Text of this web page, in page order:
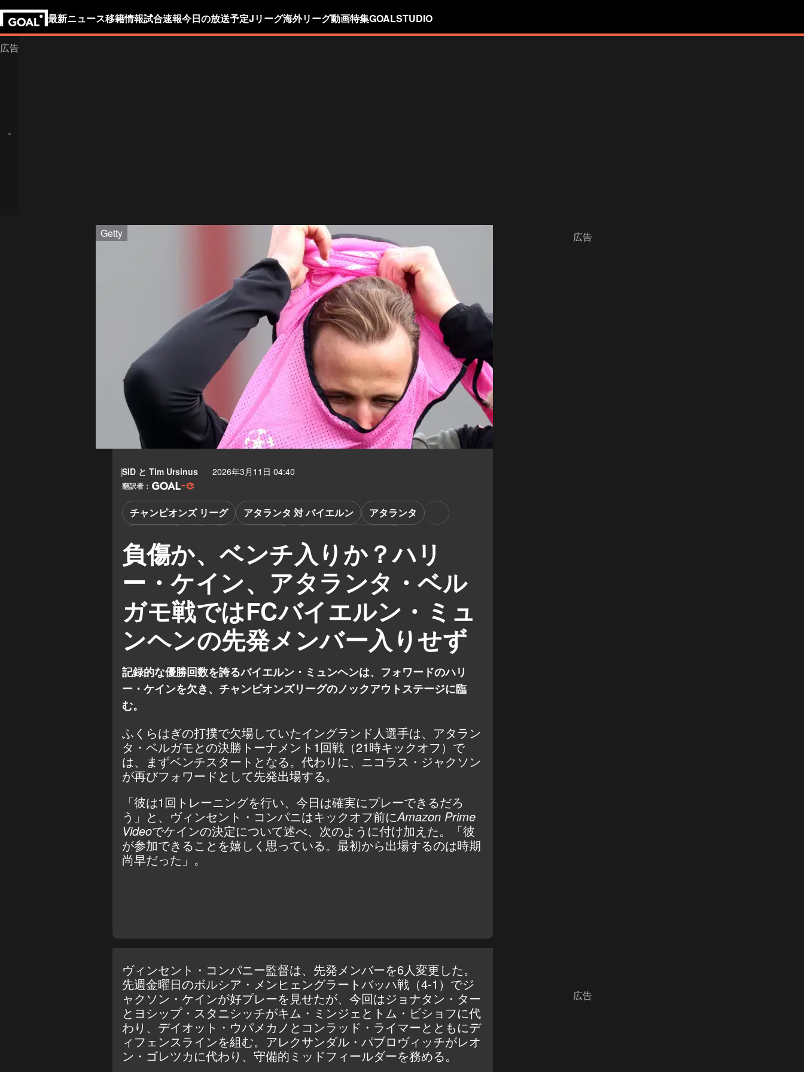
最新ニュース移籍情報試合速報今日の放送予定Jリーグ海外リーグ動画特集GOALSTUDIO
Getty
SID と Tim Ursinus 2026年3月11日 04:40
翻訳者：
負傷か、ベンチ入りか？ハリ
ー・ケイン、アタランタ・ベル
ガモ戦ではFCバイエルン・ミュ
ンヘンの先発メンバー入りせず
チャンピオンズ リーグ アタランタ 対 バイエルン
アタランタ
記録的な優勝回数を誇るバイエルン・ミュンヘンは、フォワードのハリ
ー・ケインを欠き、チャンピオンズリーグのノックアウトステージに臨
む。
ふくらはぎの打撲で欠場していたイングランド人選手は、アタラン
タ・ベルガモとの決勝トーナメント1回戦（21時キックオフ）で
は、まずベンチスタートとなる。代わりに、ニコラス・ジャクソン
が再びフォワードとして先発出場する。
「彼は1回トレーニングを行い、今日は確実にプレーできるだろ
う」と、ヴィンセント・コンパニはキックオフ前にAmazon Prime
Videoでケインの決定について述べ、次のように付け加えた。「彼
が参加できることを嬉しく思っている。最初から出場するのは時期
尚早だった」。
ヴィンセント・コンパニー監督は、先発メンバーを6人変更した。
先週金曜日のボルシア・メンヒェングラートバッハ戦（4-1）でジ
ャクソン・ケインが好プレーを見せたが、今回はジョナタン・ター
とヨシップ・スタニシッチがキム・ミンジェとトム・ビショフに代
わり、デイオット・ウパメカノとコンラッド・ライマーとともにデ
ィフェンスラインを組む。アレクサンダル・パブロヴィッチがレオ
ン・ゴレツカに代わり、守備的ミッドフィールダーを務める。